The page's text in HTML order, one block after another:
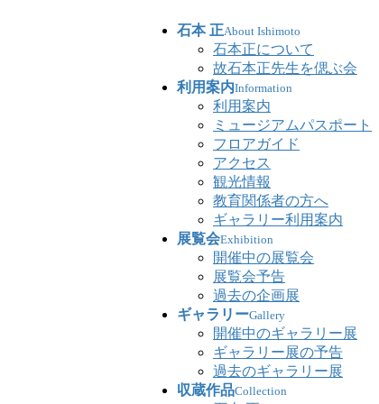
石本 正About Ishimoto
石本正について
故石本正先生を偲ぶ会
利用案内Information
利用案内
ミュージアムパスポート
フロアガイド
アクセス
観光情報
教育関係者の方へ
ギャラリー利用案内
展覧会Exhibition
開催中の展覧会
展覧会予告
過去の企画展
ギャラリーGallery
開催中のギャラリー展
ギャラリー展の予告
過去のギャラリー展
収蔵作品Collection